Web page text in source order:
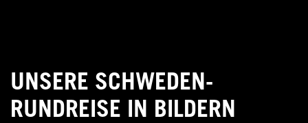
UNSERE SCHWEDEN-
RUNDREISE IN BILDERN